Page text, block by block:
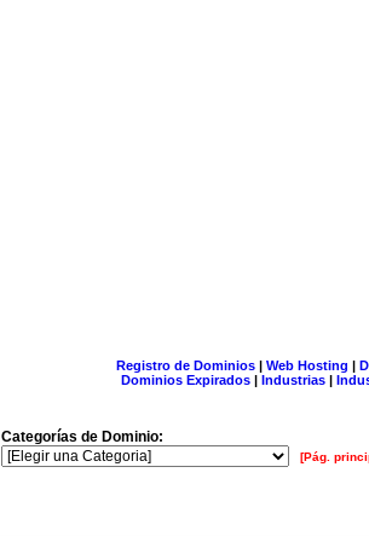
Registro de Dominios| Web Hosting |
Dominios Expirados | Industrias |
Categorías de Dominio:
[Pág.